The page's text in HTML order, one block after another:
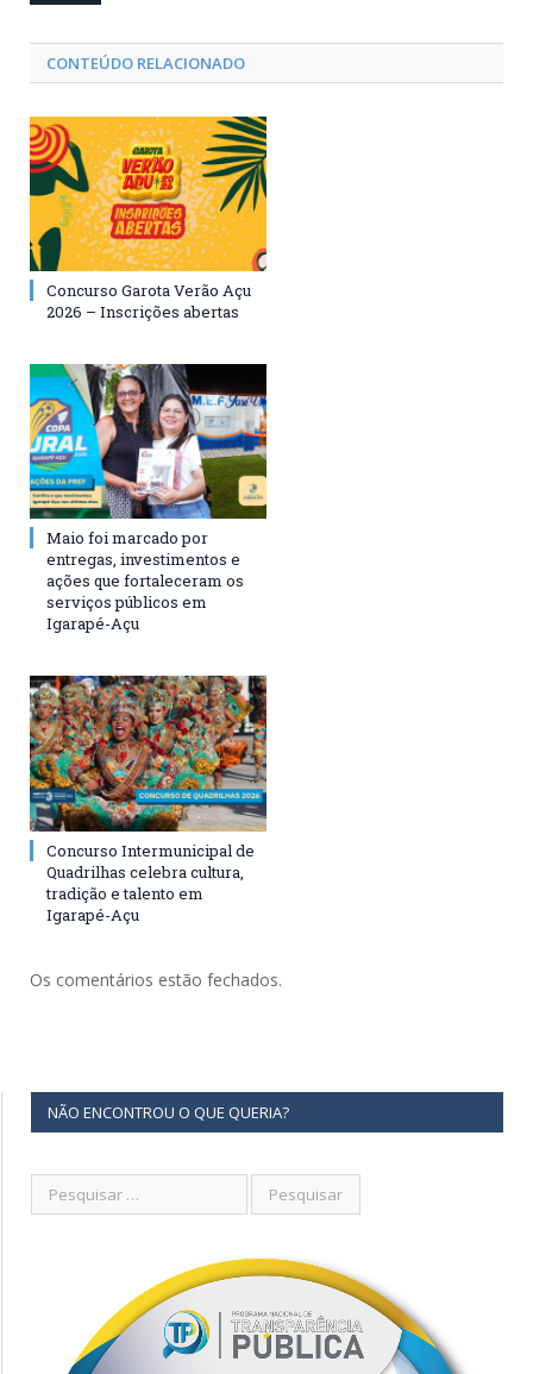
CONTEÚDO RELACIONADO
Concurso Garota Verão Açu
2026 – Inscrições abertas
Maio foi marcado por
entregas, investimentos e
ações que fortaleceram os
serviços públicos em
Igarapé-Açu
Concurso Intermunicipal de
Quadrilhas celebra cultura,
tradição e talento em
Igarapé-Açu
Os comentários estão fechados.
NÃO ENCONTROU O QUE QUERIA?